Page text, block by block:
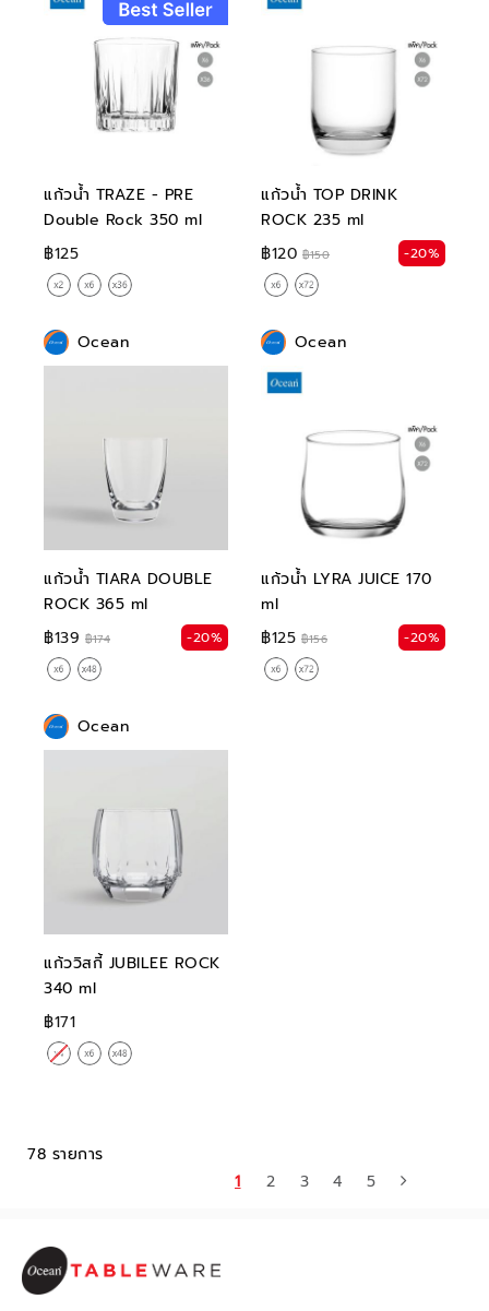
แก้วน้ำ TRAZE - PRE
Double Rock 350 ml
฿125
แก้วน้ำ TOP DRINK
ROCK 235 ml
฿120 ฿150 -20%
Ocean
แก้วน้ำ TIARA DOUBLE
ROCK 365 ml
฿139 ฿174 -20%
Ocean
แก้วน้ำ LYRA JUICE 170
ml
฿125 ฿156 -20%
Ocean
แก้ววิสกี้ JUBILEE ROCK
340 ml
฿171
78 รายการ
1
2 3 4 5